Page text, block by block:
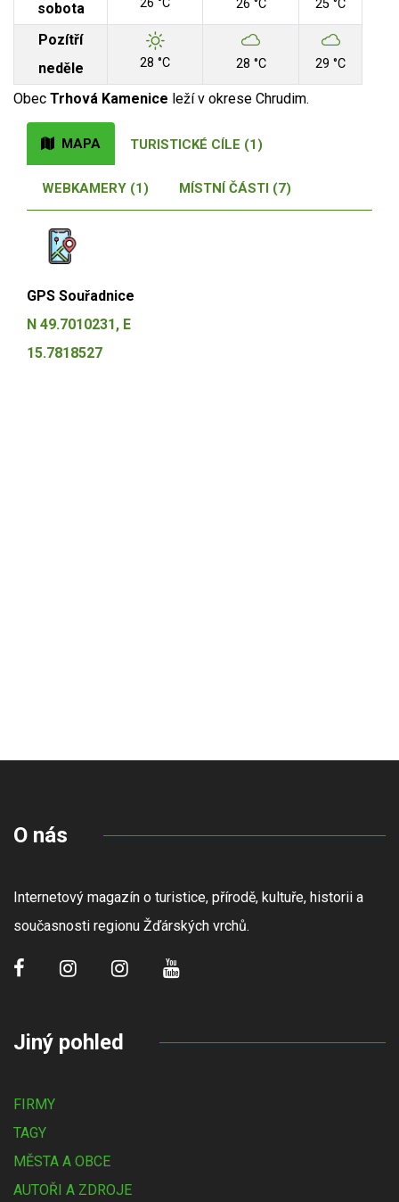
sobota
26 °C 26 °C 25 °C
Pozítří
neděle
28 °C 28 °C 29 °C
Obec Trhová Kamenice leží v okrese Chrudim.
MAPA TURISTICKÉ CÍLE (1)
WEBKAMERY (1) MÍSTNÍ ČÁSTI (7)
GPS Souřadnice
N 49.7010231, E
15.7818527
O nás
Internetový magazín o turistice, přírodě, kultuře, historii a
současnosti regionu Žďárských vrchů.
Jiný pohled
FIRMY
TAGY
MĚSTA A OBCE
AUTOŘI A ZDROJE